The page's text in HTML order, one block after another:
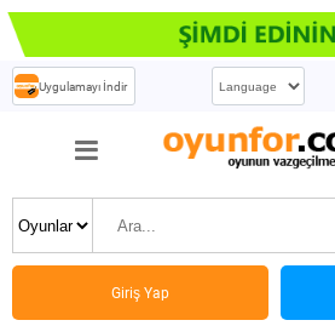
Uygulamayı İndir
Giriş Yap